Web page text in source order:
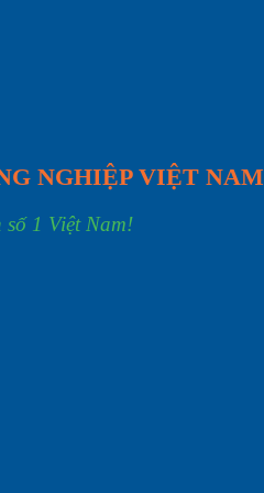
NGHIỆP VIỆT NAM
1 Việt Nam!